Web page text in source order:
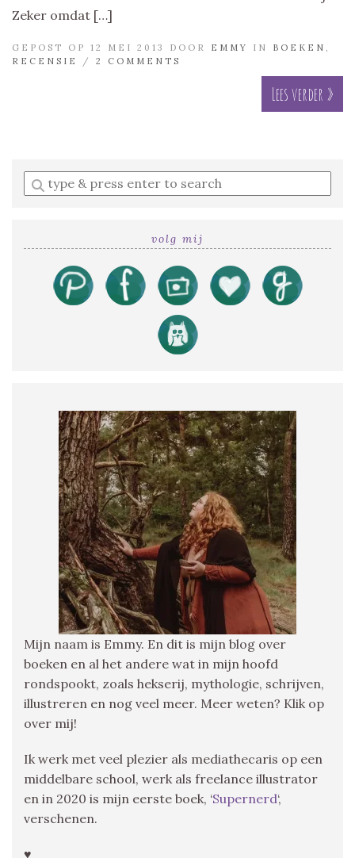
Zeker omdat […]
GEPOST OP 12 MEI 2013 DOOR EMMY IN BOEKEN
RECENSIE
/ 2 COMMENTS
Lees verder »
Enter
a
volg mij
Mijn naam is Emmy. En dit is mijn blog over
boeken en al het andere wat in mijn hoofd
rondspookt, zoals hekserij, mythologie, schrijven,
illustreren en nog veel meer. Meer weten? Klik op
over mij!
Ik werk met veel plezier als mediathecaris op een
middelbare school, werk als freelance illustrator
en in 2020 is mijn eerste boek, ‘Supernerd‘,
verschenen.
♥